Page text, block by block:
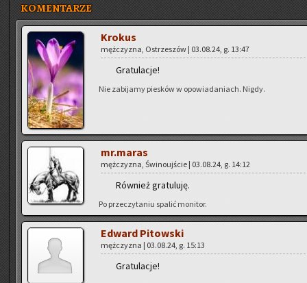
KOMENTARZE
Kro­kus
męż­czy­zna, Ostrze­szów | 03.08.24, g. 13:47
Gra­tu­la­cje!
Nie za­bi­ja­my pie­sków w opo­wia­da­niach. Nigdy.
mr.maras
męż­czy­zna, Świ­no­uj­ście | 03.08.24, g. 14:12
Rów­nież gra­tu­lu­ję.
Po prze­czy­ta­niu spa­lić mo­ni­tor.
Edward Pi­tow­ski
męż­czy­zna | 03.08.24, g. 15:13
Gra­tu­la­cje!